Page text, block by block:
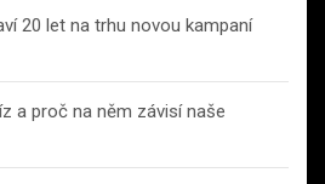
20 let na trhu novou kampaní
a proč na něm závisí naše